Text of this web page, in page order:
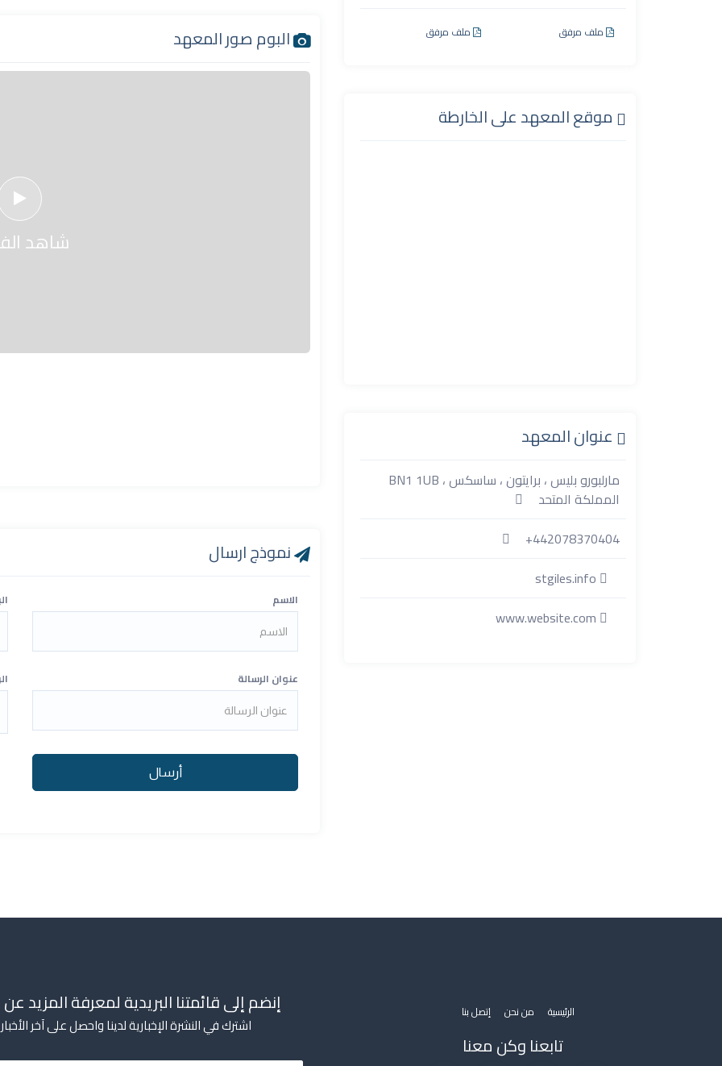
ملف مرفق ملف مرفق
موقع المعهد على الخارطة
عنوان المعهد
مارلبورو بليس ، برايتون ، ساسكس ، BN1 1UB
المملكة المتحد
442078370404+
stgiles.info
www.website.com
البوم صور المعهد
شاهد
نموذج ارسال
الاسم
عنوان الرسالة
أرسال
الرئيسية من نحن إتصل بنا
تابعنا وكن معنا
إنضم إلى قائمتنا البريدية لمعرفة المزيد
اشترك في النشرة الإخبارية لدينا واحصل على آخر